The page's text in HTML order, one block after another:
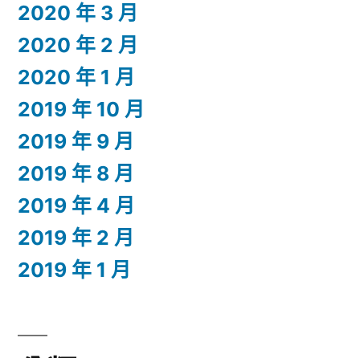
2020 年 3 月
2020 年 2 月
2020 年 1 月
2019 年 10 月
2019 年 9 月
2019 年 8 月
2019 年 4 月
2019 年 2 月
2019 年 1 月